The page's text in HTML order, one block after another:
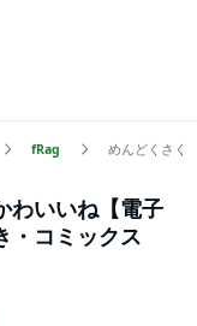
fRag めんどくさく
わいいね【電子
・コミックス